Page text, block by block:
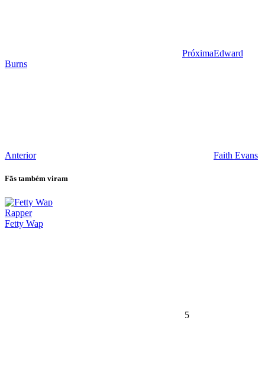
PróximaEdward
Burns
Anterior Faith Evans
Fãs também viram
Rapper
Fetty Wap
5